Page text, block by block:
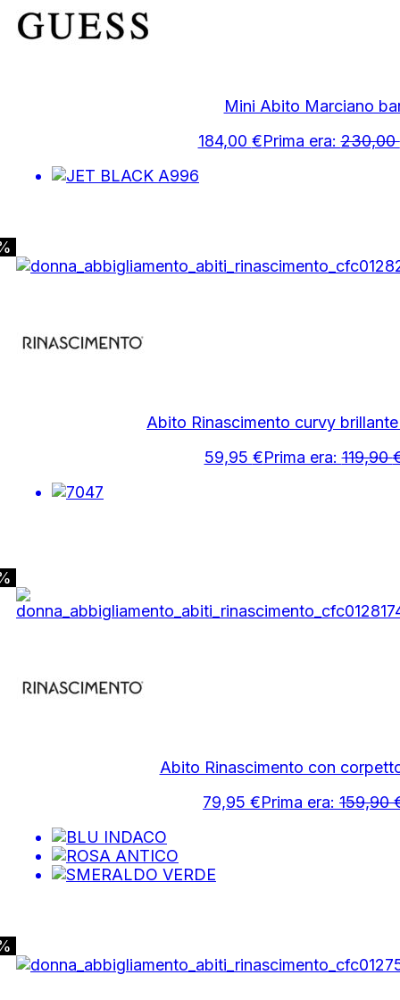
Mini Abito Marciano
184,00 €Prima era:230,00
Abito Rinascimento curvy
59,95 €Prima era:119,90
Abito Rinascimento con
79,95 €Prima era: 159,90